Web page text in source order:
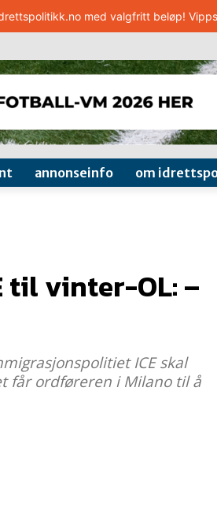
med valgfritt beløp!
annonseinfo om
til vinter-OL: –
ICE skal
får ordføreren i Milano til å